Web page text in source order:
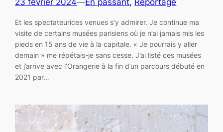
23 février 2024—En passant, Reportage
Et les spectateurices venues s’y admirer. Je continue ma
visite de certains musées parisiens où je n’ai jamais mis les
pieds en 15 ans de vie à la capitale. « Je pourrais y aller
demain » me répétais-je sans cesse. J’ai listé ces musées
et j’arrive avec l’Orangerie à la fin d’un parcours débuté en
2021 par…